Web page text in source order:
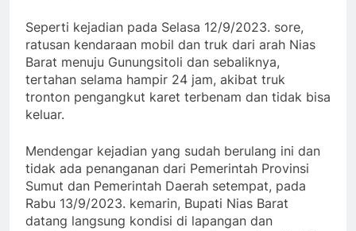
Seperti kejadian pada Selasa 12/9/2023. sore,
ratusan kendaraan mobil dan truk dari arah Nias
Barat menuju Gunungsitoli dan sebaliknya,
tertahan selama hampir 24 jam, akibat truk
tronton pengangkut karet terbenam dan tidak bisa
keluar.
Mendengar kejadian yang sudah berulang ini dan
tidak ada penanganan dari Pemerintah Provinsi
Sumut dan Pemerintah Daerah setempat, pada
Rabu 13/9/2023. kemarin, Bupati Nias Barat
datang langsung kondisi di lapangan dan